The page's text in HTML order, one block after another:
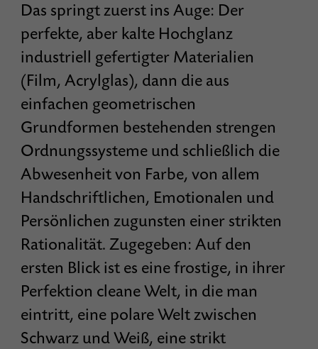
Das springt zuerst ins Auge: Der
perfekte, aber kalte Hochglanz
industriell gefertigter Materialien
(Film, Acrylglas), dann die aus
einfachen geometrischen
Grundformen bestehenden strengen
Ordnungssysteme und schließlich die
Abwesenheit von Farbe, von allem
Handschriftlichen, Emotionalen und
Persönlichen zugunsten einer strikten
Rationalität. Zugegeben: Auf den
ersten Blick ist es eine frostige, in ihrer
Perfektion cleane Welt, in die man
eintritt, eine polare Welt zwischen
Schwarz und Weiß, eine strikt